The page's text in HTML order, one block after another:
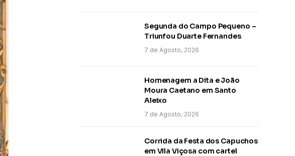
Segunda do Campo Pequeno –
Triunfou Duarte Fernandes
7 de Agosto, 2026
Homenagem a Dita e João
Moura Caetano em Santo
Aleixo
7 de Agosto, 2026
Corrida da Festa dos Capuchos
em Vila Viçosa com cartel